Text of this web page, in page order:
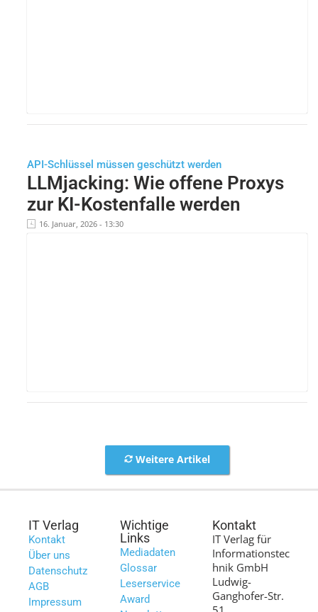
API-Schlüssel müssen geschützt werden
LLMjacking: Wie offene Proxys
zur KI-Kostenfalle werden
16. Januar, 2026 - 13:30
Weitere Artikel
IT Verlag
Kontakt
Über uns
Datenschutz
AGB
Impressum
Wichtige
Links
Mediadaten
Glossar
Leserservice
Award
Kontakt
IT Verlag für
Informationstec
hnik GmbH
Ludwig-
Ganghofer-Str.